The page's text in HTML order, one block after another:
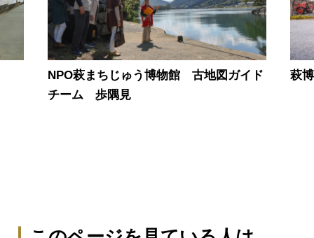
NPO萩まちじゅう博物館 古地図ガイド
チーム 歩隅見
萩